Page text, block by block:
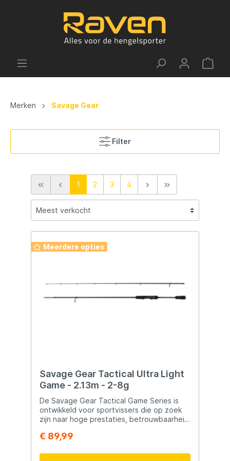
Merken Savage Gear
Filter
1 2 3 4
Meerdere opties
Savage Gear Tactical Ultra Light
Game - 2.13m - 2-8g
De Savage Gear Tactical Game Series is
ontwikkeld voor sportvissers die op zoek
zijn naar hoge prestaties, betrouwbaarheid
kunstaas. Deze hengelserie combineert
ontwerp, waardoor hij geschikt is voor
€ 89,99